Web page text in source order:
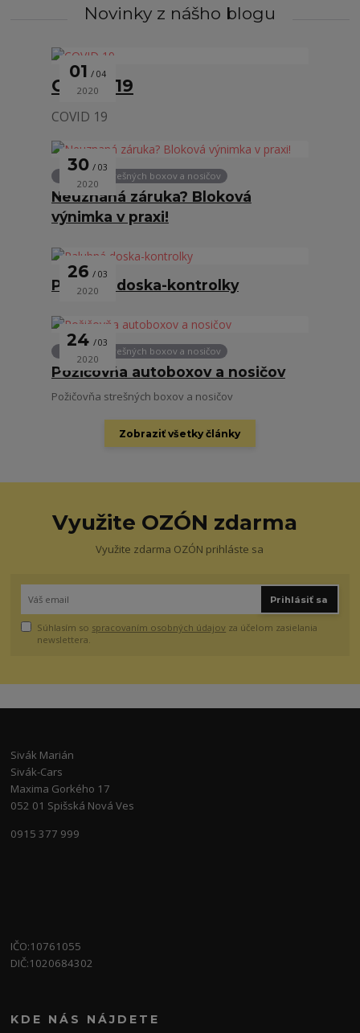
Novinky z nášho blogu
01 04
2020
COVID 19
COVID 19
30 03
2020
Požičovňa strešných boxov a nosičov
Neuznaná záruka? Bloková
výnimka v praxi!
26 03
2020
Palubná doska-kontrolky
24 03
2020
Požičovňa strešných boxov a nosičov
Požičovňa autoboxov a nosičov
Požičovňa strešných boxov a nosičov
Zobraziť všetky články
Využite OZÓN zdarma
Využite zdarma OZÓN prihláste sa
Prihlásiť sa
Súhlasím so spracovaním osobných údajov za účelom zasielania
newslettera.
Sivák Marián
Sivák-Cars
Maxima Gorkého 17
052 01 Spišská Nová Ves
0915 377 999
IČO:10761055
DIČ:1020684302
KDE NÁS NÁJDETE